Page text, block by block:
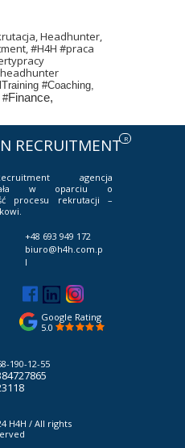
Google Rating
5.0
R
RECRUITMENT
190-12-55
agencja
w oparciu o
procesu rekrutacji –
+48 693 949 172
biuro@h4h.com.p
l
H4H / All rights
Headhunter,
#H4H #praca
#Coaching,
#Finance,